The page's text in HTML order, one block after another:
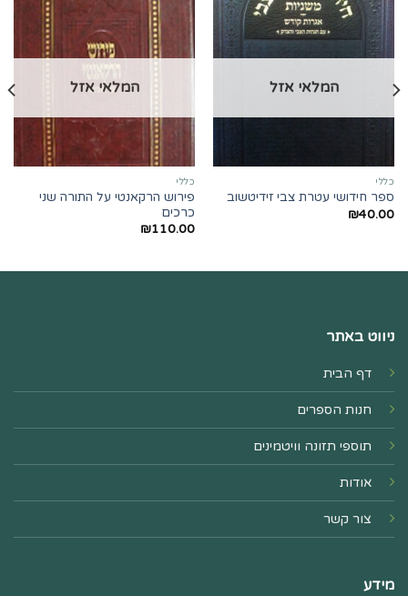
המלאי אזל
כללי
ספר חידושי עטרת צבי זידיטשוב
₪40.00
המלאי אזל
כללי
פירוש הרקאנטי על התורה שני
כרכים
₪110.00
ניווט באתר
דף הבית
חנות הספרים
תוספי תזונה וויטמינים
אודות
צור קשר
מידע